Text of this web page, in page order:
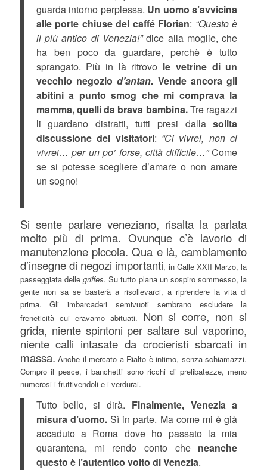
guarda intorno perplessa. Un uomo s’avvicina
alle porte chiuse del caffé Florian: “Questo è
il più antico di Venezia!”dice alla moglie, che
ha ben poco da guardare, perchè è tutto
sprangato. Più in là ritrovo le vetrine di un
vecchio negoziod’antan. Vende ancora gli
abitini a punto smog che mi comprava la
mamma, quelli da brava bambina.Tre ragazzi
li guardano distratti, tutti presi dallasolita
discussione dei visitatori: “Ci vivrei, non ci
vivrei… per un po’ forse, città difficile…”Come
se si potesse scegliere d’amare o non amare
un sogno!
Si sente parlare veneziano, risalta la parlata
molto più di prima. Ovunque c’è lavorio di
manutenzione piccola. Qua e là, cambiamento
d’insegne di negozi importanti, in Calle XXII Marzo, la
passeggiata delle griffes. Su tutto plana un sospiro sommesso, la
gente non sa se basterà a risollevarci, a riprendere la vita di
prima. Gli imbarcaderi semivuoti sembrano escludere la
freneticità cui eravamo abituati. Non si corre, non si
grida, niente spintoni per saltare sul vaporino,
niente calli intasate da crocieristi sbarcati in
massa. Anche il mercato a Rialto è intimo, senza schiamazzi.
Compro il pesce, i banchetti sono ricchi di prelibatezze, meno
numerosi i fruttivendoli e i verdurai.
Tutto bello, si dirà. Finalmente, Venezia a
misura d’uomo.Sì in parte. Ma come mi è già
accaduto a Roma dove ho passato la mia
quarantena, mi rendo conto cheneanche
questo è l’autentico volto di Venezia.